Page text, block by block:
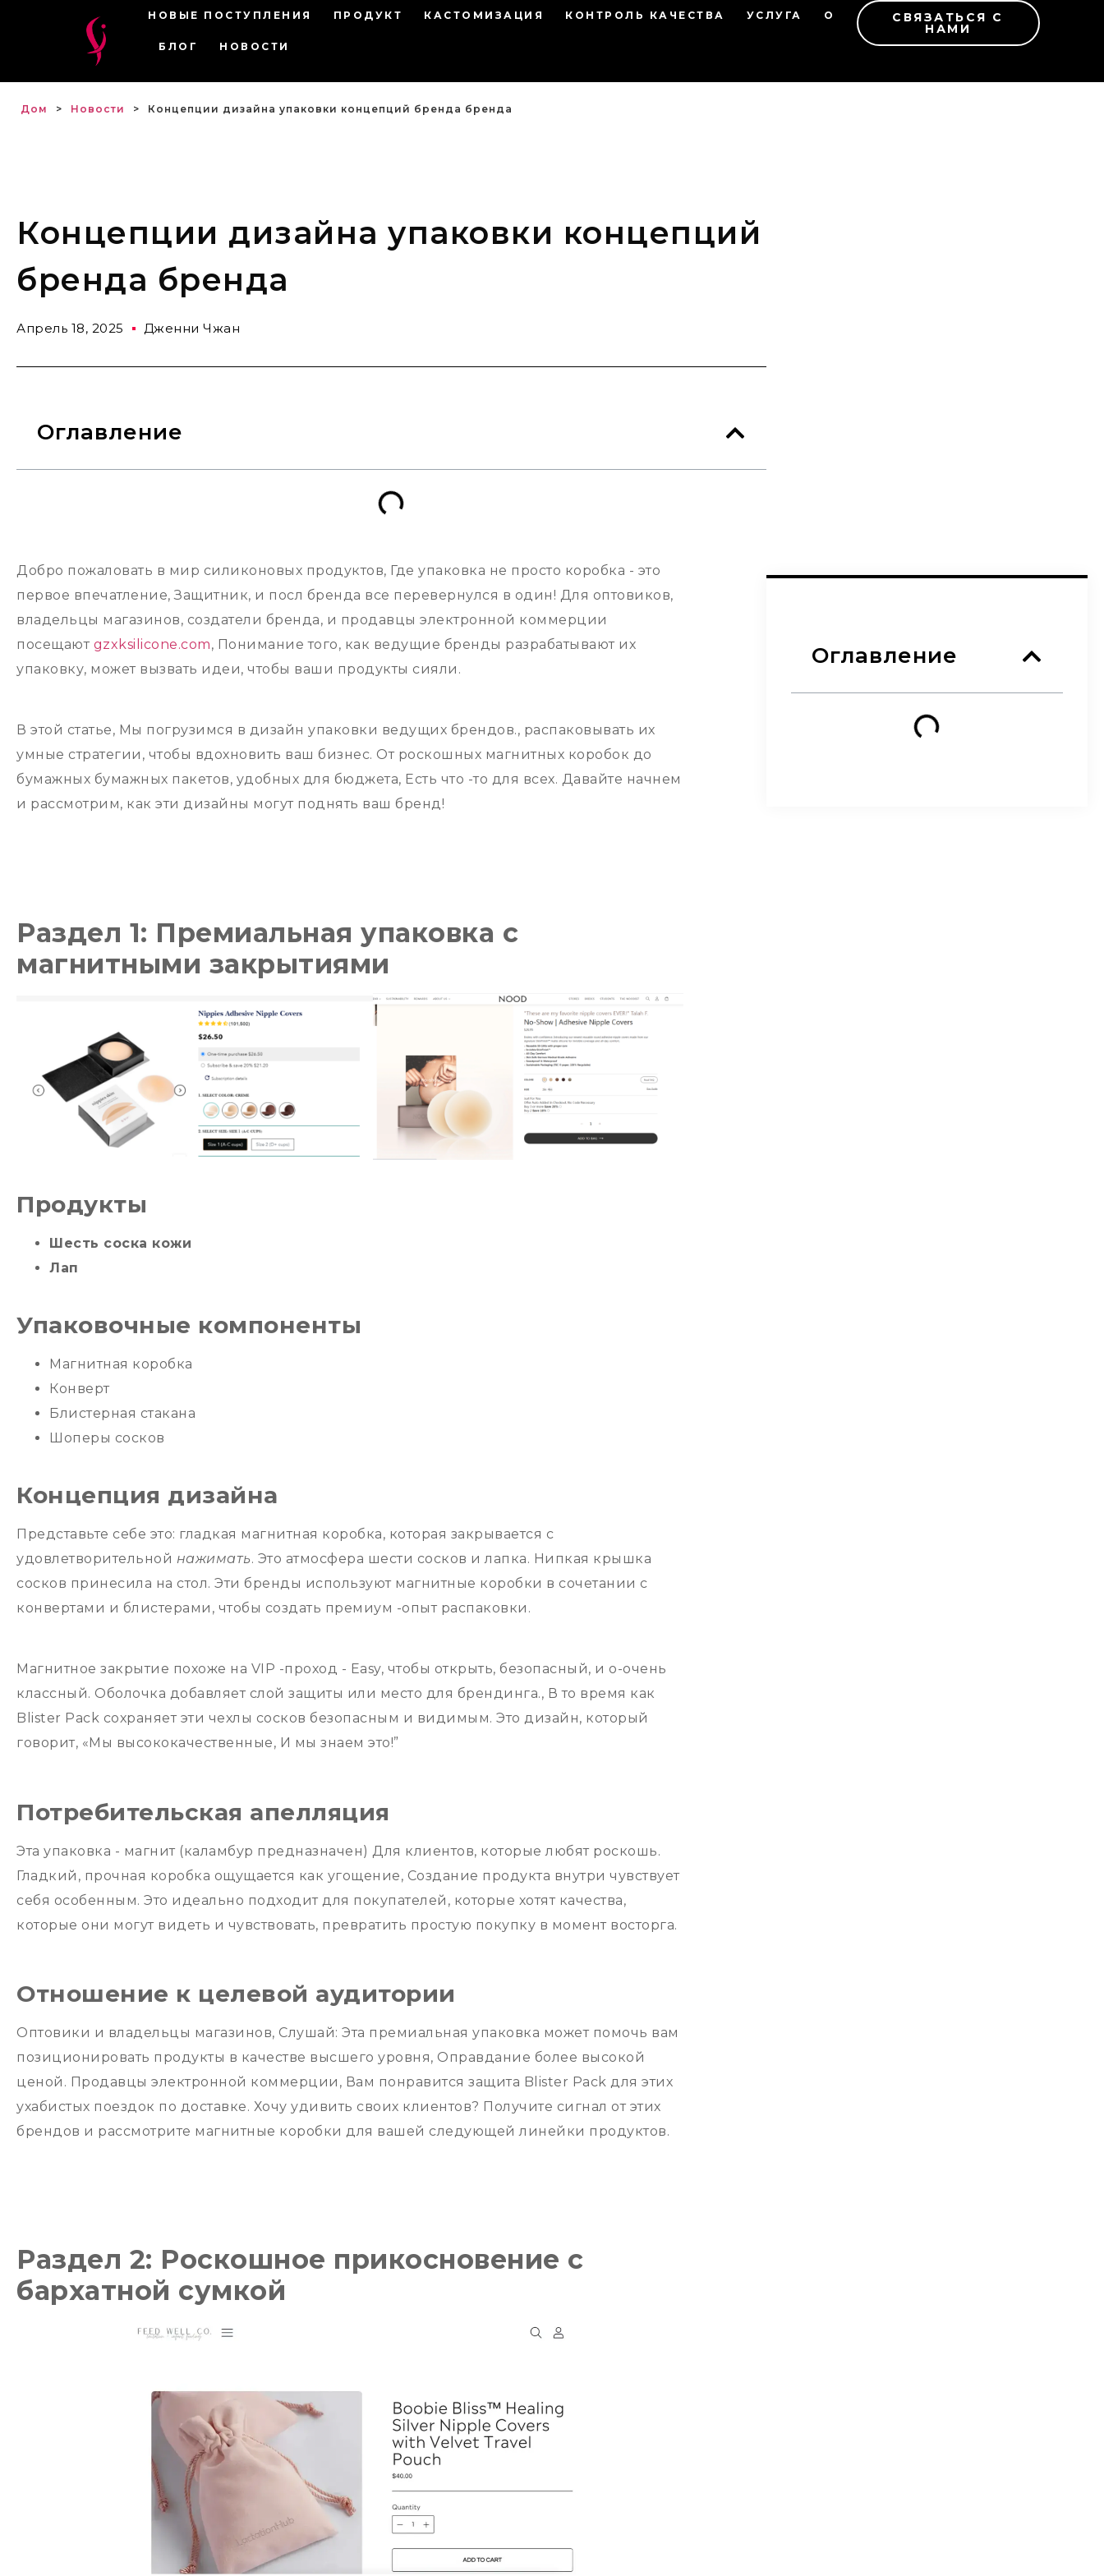
НОВЫЕ ПОСТУПЛЕНИЯ ПРОДУКТ КАСТОМИЗАЦИЯ КОНТРОЛЬ КАЧЕСТВА УСЛУГА О
БЛОГ НОВОСТИ
СВЯЗАТЬСЯ С
НАМИ
Дом > Новости > Концепции дизайна упаковки концепций бренда бренда
Концепции дизайна упаковки концепций
бренда бренда
Апрель 18, 2025 Дженни Чжан
Оглавление
Добро пожаловать в мир силиконовых продуктов, Где упаковка не просто коробка - это
первое впечатление, Защитник, и посл бренда все перевернулся в один! Для оптовиков,
владельцы магазинов, создатели бренда, и продавцы электронной коммерции
посещают gzxksilicone.com, Понимание того, как ведущие бренды разрабатывают их
упаковку, может вызвать идеи, чтобы ваши продукты сияли.
В этой статье, Мы погрузимся в дизайн упаковки ведущих брендов., распаковывать их
умные стратегии, чтобы вдохновить ваш бизнес. От роскошных магнитных коробок до
бумажных бумажных пакетов, удобных для бюджета, Есть что -то для всех. Давайте начнем
и рассмотрим, как эти дизайны могут поднять ваш бренд!
Раздел 1: Премиальная упаковка с
магнитными закрытиями
Продукты
Шесть соска кожи
Лап
Упаковочные компоненты
Магнитная коробка
Конверт
Блистерная стакана
Шоперы сосков
Концепция дизайна
Представьте себе это: гладкая магнитная коробка, которая закрывается с
удовлетворительной нажимать. Это атмосфера шести сосков и лапка. Нипкая крышка
сосков принесила на стол. Эти бренды используют магнитные коробки в сочетании с
конвертами и блистерами, чтобы создать премиум -опыт распаковки.
Магнитное закрытие похоже на VIP -проход - Easy, чтобы открыть, безопасный, и о-очень
классный. Оболочка добавляет слой защиты или место для брендинга., В то время как
Blister Pack сохраняет эти чехлы сосков безопасным и видимым. Это дизайн, который
говорит, «Мы высококачественные, И мы знаем это!”
Потребительская апелляция
Эта упаковка - магнит (каламбур предназначен) Для клиентов, которые любят роскошь.
Гладкий, прочная коробка ощущается как угощение, Создание продукта внутри чувствует
себя особенным. Это идеально подходит для покупателей, которые хотят качества,
которые они могут видеть и чувствовать, превратить простую покупку в момент восторга.
Отношение к целевой аудитории
Оптовики и владельцы магазинов, Слушай: Эта премиальная упаковка может помочь вам
позиционировать продукты в качестве высшего уровня, Оправдание более высокой
ценой. Продавцы электронной коммерции, Вам понравится защита Blister Pack для этих
ухабистых поездок по доставке. Хочу удивить своих клиентов? Получите сигнал от этих
брендов и рассмотрите магнитные коробки для вашей следующей линейки продуктов.
Раздел 2: Роскошное прикосновение с
бархатной сумкой
Оглавление